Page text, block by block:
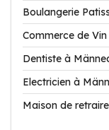
Boulangerie
Commerce de
Dentiste à
Electricien à
Maison de